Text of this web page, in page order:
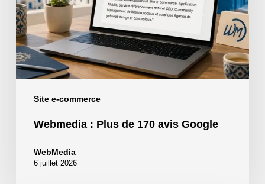
Site e-commerce
avis
Google
Webmedia : Plus de 170 avis Google
WebMedia
6 juillet 2026